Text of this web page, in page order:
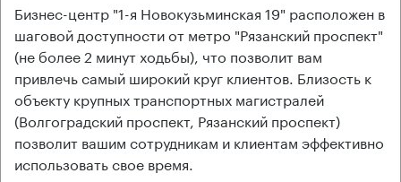
Бизнес-центр "1-я Новокузьминская 19" расположен в
шаговой доступности от метро "Рязанский проспект"
(не более 2 минут ходьбы), что позволит вам
привлечь самый широкий круг клиентов. Близость к
объекту крупных транспортных магистралей
(Волгоградский проспект, Рязанский проспект)
позволит вашим сотрудникам и клиентам эффективно
использовать свое время.